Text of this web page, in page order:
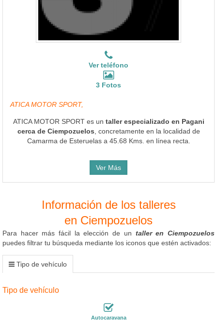
Ver teléfono
3 Fotos
ATICA MOTOR SPORT,
ATICA MOTOR SPORT es un taller especializado en Pagani
cerca de Ciempozuelos , concretamente en la localidad de
Camarma de Esteruelas a 45.68 Kms. en línea recta.
Ver Más
Información de los talleres
en Ciempozuelos
Para hacer más fácil la elección de un taller en Ciempozuelos
puedes filtrar tu búsqueda mediante los iconos que estén activados:
Tipo de vehículo
Tipo de vehículo
Autocaravana